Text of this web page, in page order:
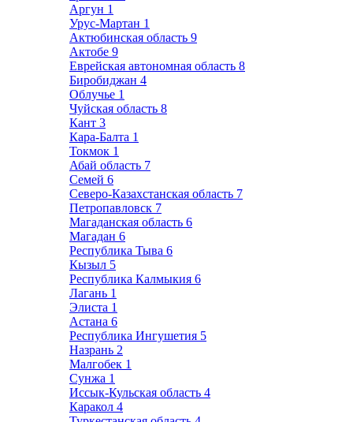
Аргун 1
Урус-Мартан 1
Актюбинская область 9
Актобе 9
Еврейская автономная область 8
Биробиджан 4
Облучье 1
Чуйская область 8
Кант 3
Кара-Балта 1
Токмок 1
Абай область 7
Семей 6
Северо-Казахстанская область 7
Петропавловск 7
Магаданская область 6
Магадан 6
Республика Тыва 6
Кызыл 5
Республика Калмыкия 6
Лагань 1
Элиста 1
Астана 6
Республика Ингушетия 5
Назрань 2
Малгобек 1
Сунжа 1
Иссык-Кульская область 4
Каракол 4